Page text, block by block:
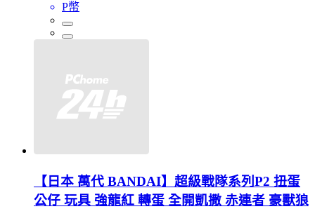
P幣
【日本 萬代 BANDAI】超級戰隊系列P2 扭蛋
公仔 玩具 強龍紅 轉蛋 全開凱撒 赤連者 豪獸狼